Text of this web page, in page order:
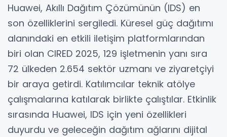
Huawei, Akıllı Dağıtım Çözümünün (IDS) en
son özelliklerini sergiledi. Küresel güç dağıtımı
alanındaki en etkili iletişim platformlarından
biri olan CIRED 2025, 129 işletmenin yanı sıra
72 ülkeden 2.654 sektör uzmanı ve ziyaretçiyi
bir araya getirdi. Katılımcılar teknik atölye
çalışmalarına katılarak birlikte çalıştılar. Etkinlik
sırasında Huawei, IDS için yeni özellikleri
duyurdu ve geleceğin dağıtım ağlarını dijital